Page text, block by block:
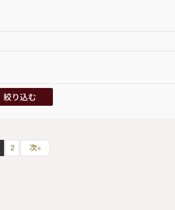
絞り込む
2 次»